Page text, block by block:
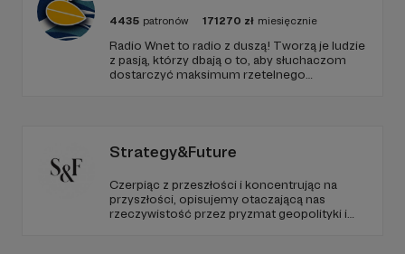
4435 patronów 171270 zł miesięcznie
Radio Wnet to radio z duszą! Tworzą je ludzie
z pasją, którzy dbają o to, aby słuchaczom
dostarczyć maksimum rzetelnego
Strategy&Future
Czerpiąc z przeszłości i koncentrując na
przyszłości, opisujemy otaczającą nas
rzeczywistość przez pryzmat geopolityki i